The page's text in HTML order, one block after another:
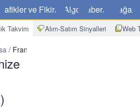
Grafikler ve Fikirler Algo Haberler Mağaza
Takvim Alım-Satım Sinyalleri Web
Fransa Harmonize Tüketici Fiyat